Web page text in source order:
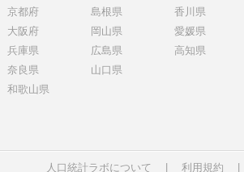
京都府
大阪府
兵庫県
奈良県
和歌山県
島根県
岡山県
広島県
山口県
香川県
愛媛県
高知県
人口統計ラボについて 利用規約